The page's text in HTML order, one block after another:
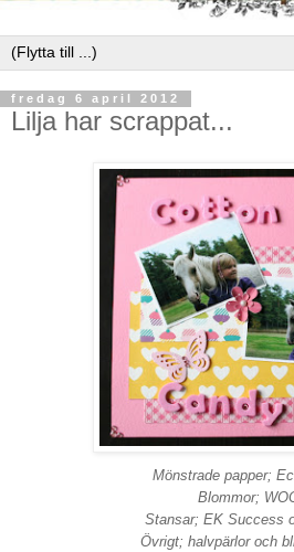
fredag 6 april 2012
Lilja har scrappat...
Mönstrade papper;
Blommor;
Stansar; EK Success
Övrigt; halvpärlor och